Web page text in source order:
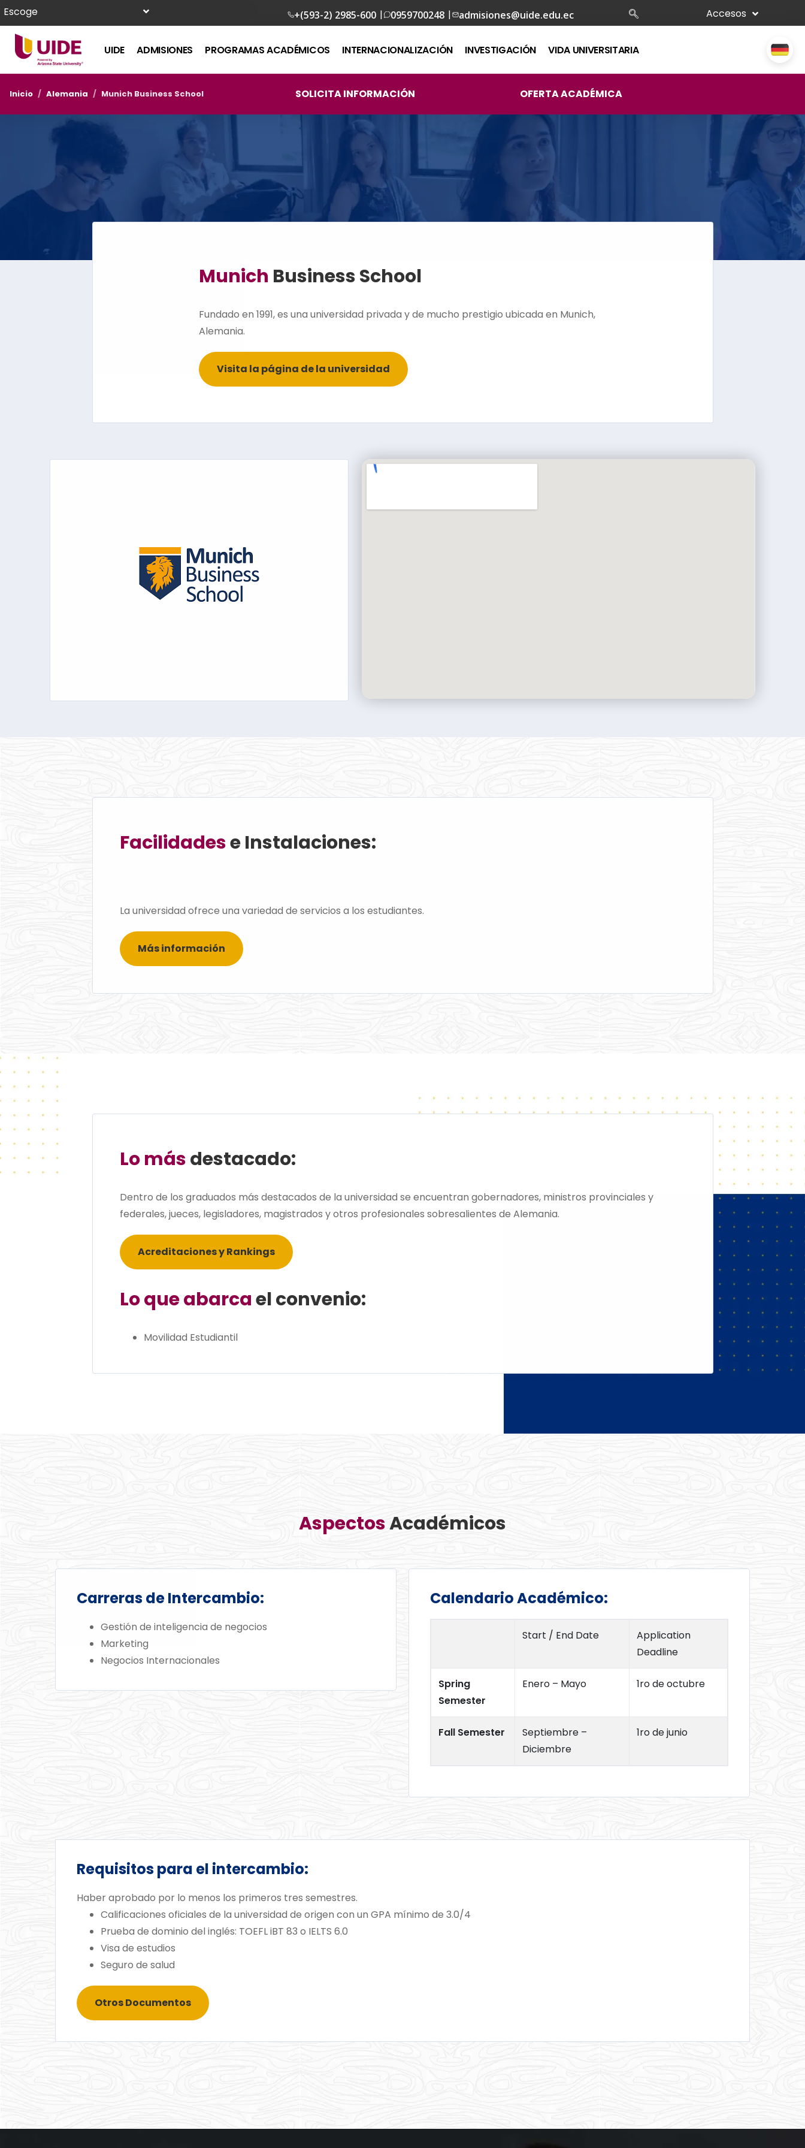
Escoge +(593-2) 2985-600 | 0959700248 | admisiones@uide.edu.ec Accesos
UIDE ADMISIONES PROGRAMAS ACADÉMICOS INTERNACIONALIZACIÓN INVESTIGACIÓN VIDA UNIVERSITARIA
Inicio / Alemania / Munich Business School SOLICITA INFORMACIÓN OFERTA ACADÉMICA
Munich Business School
Fundado en 1991, es una universidad privada y de mucho prestigio ubicada en Munich,
Alemania.
Visita la página de la universidad
Facilidadese Instalaciones:
La universidad ofrece una variedad de servicios a los estudiantes.
Más información
Lo másdestacado:
Dentro de los graduados más destacados de la universidad se encuentran gobernadores, ministros provinciales y
federales, jueces, legisladores, magistrados y otros profesionales sobresalientes de Alemania.
Acreditaciones y Rankings
Lo que abarcael convenio:
Movilidad Estudiantil
AspectosAcadémicos
Carreras de Intercambio:
Gestión de inteligencia de negocios
Marketing
Negocios Internacionales
Calendario Académico:
Start / End Date
Application
Deadline
Spring
Semester
Enero – Mayo 1ro de octubre
Fall Semester
Septiembre –
Diciembre
1ro de junio
Requisitos para el intercambio:
Haber aprobado por lo menos los primeros tres semestres.
Calificaciones oficiales de la universidad de origen con un GPA mínimo de 3.0/4
Prueba de dominio del inglés: TOEFL iBT 83 o IELTS 6.0
Visa de estudios
Seguro de salud
Otros Documentos